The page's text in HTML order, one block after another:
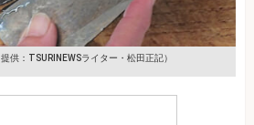
提供：TSURINEWSライター・松田正記）